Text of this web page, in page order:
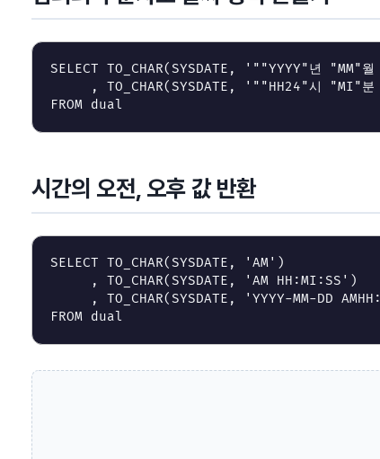
SELECT TO_CHAR(SYSDATE , '""YYYY"년 "MM"
,
TO_CHAR(SYSDATE , '""HH24"시 "MI"
FROM dual
시간의 오전, 오후 값 반환
SELECT TO_CHAR(SYSDATE , 'AM' )
,
TO_CHAR(SYSDATE , 'AM HH:MI:SS' )
,
TO_CHAR(SYSDATE , 'YYYY-MM-DD
FROM dual